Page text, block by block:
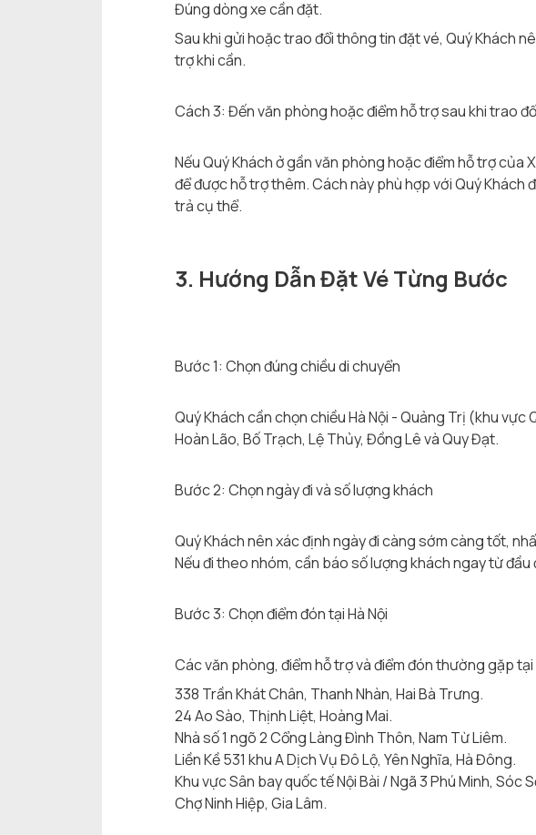
Đúng dòng xe cần đặt.
Sau khi gửi hoặc trao đổi thông tin đặt vé, Quý Khách
trợ khi cần.
Cách 3: Đến văn phòng hoặc điểm hỗ trợ sau khi trao
Nếu Quý Khách ở gần văn phòng hoặc điểm hỗ trợ
để được hỗ trợ thêm. Cách này phù hợp với Quý
trả cụ thể.
3. Hướng Dẫn Đặt Vé Từng Bước
Bước 1: Chọn đúng chiều di chuyển
Quý Khách cần chọn chiều Hà Nội - Quảng Trị (khu
Hoàn Lão, Bố Trạch, Lệ Thủy, Đồng Lê và Quy Đạt.
Bước 2: Chọn ngày đi và số lượng khách
Quý Khách nên xác định ngày đi càng sớm càng tốt,
Nếu đi theo nhóm, cần báo số lượng khách ngay từ
Bước 3: Chọn điểm đón tại Hà Nội
Các văn phòng, điểm hỗ trợ và điểm đón thường gặp tại
338 Trần Khát Chân, Thanh Nhàn, Hai Bà Trưng.
24 Ao Sào, Thịnh Liệt, Hoàng Mai.
Nhà số 1 ngõ 2 Cổng Làng Đình Thôn, Nam Từ Liêm.
Liền Kề 531 khu A Dịch Vụ Đô Lộ, Yên Nghĩa, Hà Đông.
Khu vực Sân bay quốc tế Nội Bài / Ngã 3 Phú Minh, Sóc
Chợ Ninh Hiệp, Gia Lâm.